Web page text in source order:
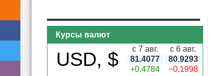
Курсы валют
USD, $ с 7 авг.
с 6 авг.
81.4077
80.9293
+0.4784
−0.1998